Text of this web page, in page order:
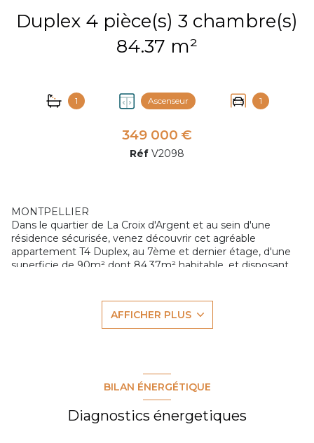
Duplex 4 pièce(s) 3 chambre(s)
84.37 m²
1 Ascenseur 1
349 000 €
Réf V2098
MONTPELLIER
Dans le quartier de La Croix d'Argent et au sein d'une
résidence sécurisée, venez découvrir cet agréable
appartement T4 Duplex, au 7ème et dernier étage, d'une
superficie de 90m² dont 84,37m² habitable, et disposant
- Une entrée avec rangement ainsi qu'un W.C.
- Une belle pièce de vie lumineuse, avec un accès direct à
la terrasse panomarique de 53,85m²
- 3 chambres avec placards
- Une salle de bains
Enfin, 1 garage de plus de 20 m² en sous-sol, 1 place de
parking extérieur ainsi qu'un cellier de 4m² viennent
AFFICHER PLUS
BILAN ÉNERGÉTIQUE
Diagnostics énergetiques